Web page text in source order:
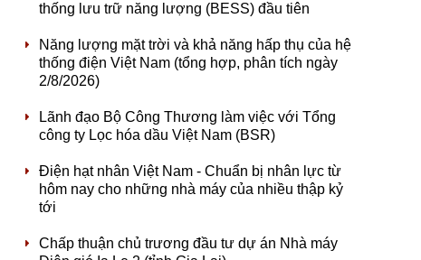
thống lưu trữ năng lượng (BESS) đầu tiên
Năng lượng mặt trời và khả năng hấp thụ của hệ
thống điện Việt Nam (tổng hợp, phân tích ngày
2/8/2026)
Lãnh đạo Bộ Công Thương làm việc với Tổng
công ty Lọc hóa dầu Việt Nam (BSR)
Điện hạt nhân Việt Nam - Chuẩn bị nhân lực từ
hôm nay cho những nhà máy của nhiều thập kỷ
tới
Chấp thuận chủ trương đầu tư dự án Nhà máy